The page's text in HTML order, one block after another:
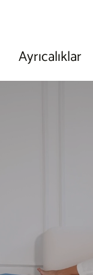
Ayrıcalıklar